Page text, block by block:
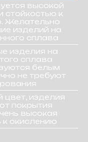
высокой
стойкостью к
Желательно
изделий на
сплава
изделия на
сплава
белым
не требуют
цвет, изделия
покрытия
высокая
к окислению